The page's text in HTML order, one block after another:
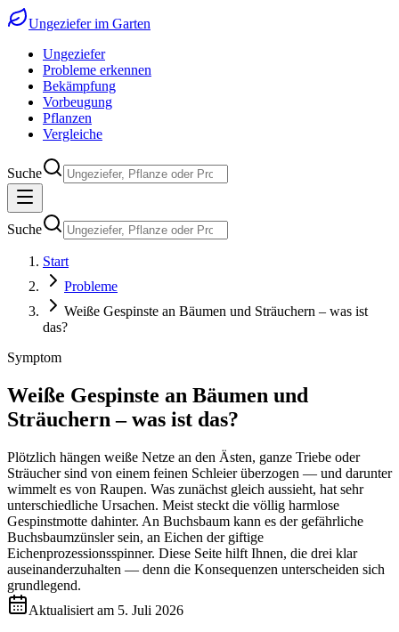
Ungeziefer im Garten
Ungeziefer
Probleme erkennen
Bekämpfung
Vorbeugung
Pflanzen
Vergleiche
Suche
Suche
Start
Probleme
Weiße Gespinste an Bäumen und Sträuchern – was ist
das?
Symptom
Weiße Gespinste an Bäumen und
Sträuchern – was ist das?
Plötzlich hängen weiße Netze an den Ästen, ganze Triebe oder
Sträucher sind von einem feinen Schleier überzogen — und darunter
wimmelt es von Raupen. Was zunächst gleich aussieht, hat sehr
unterschiedliche Ursachen. Meist steckt die völlig harmlose
Gespinstmotte dahinter. An Buchsbaum kann es der gefährliche
Buchsbaumzünsler sein, an Eichen der giftige
Eichenprozessionsspinner. Diese Seite hilft Ihnen, die drei klar
auseinanderzuhalten — denn die Konsequenzen unterscheiden sich
grundlegend.
Aktualisiert am 5. Juli 2026